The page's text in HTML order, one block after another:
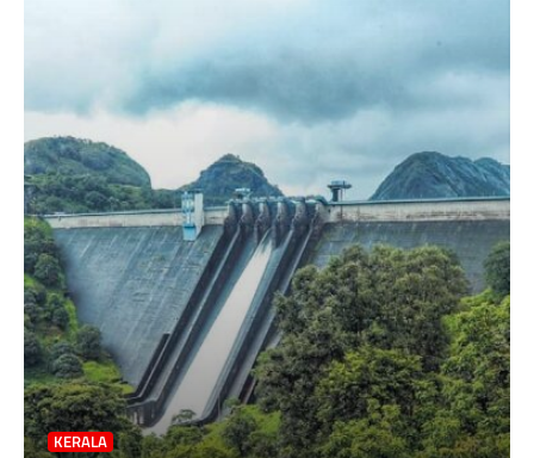
KERALA